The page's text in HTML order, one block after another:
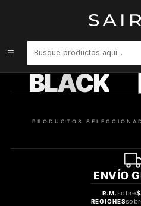
Crema Pure Seduction Shimmer
BLACK
PRODUCTOS
ENVÍO
R.M.sobre
REGIONES